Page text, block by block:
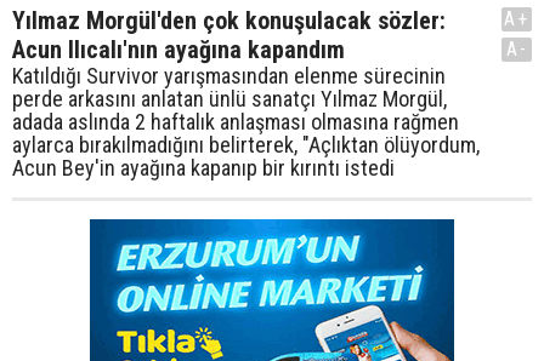
Yılmaz Morgül'den çok konuşulacak sözler:
Acun Ilıcalı'nın ayağına kapandım
Katıldığı Survivor yarışmasından elenme sürecinin
perde arkasını anlatan ünlü sanatçı Yılmaz Morgül,
adada aslında 2 haftalık anlaşması olmasına rağmen
aylarca bırakılmadığını belirterek, "Açlıktan ölüyordum,
Acun Bey'in ayağına kapanıp bir kırıntı istedi
A+
A-